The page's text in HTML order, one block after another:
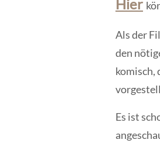
Hier
Als der
den
komisch,
Es ist